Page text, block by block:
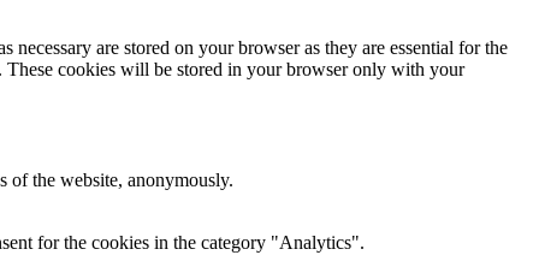
are stored on your browser as they are essential for the
These cookies will be stored in your browser only with your
of the website, anonymously.
for the cookies in the category "Analytics".